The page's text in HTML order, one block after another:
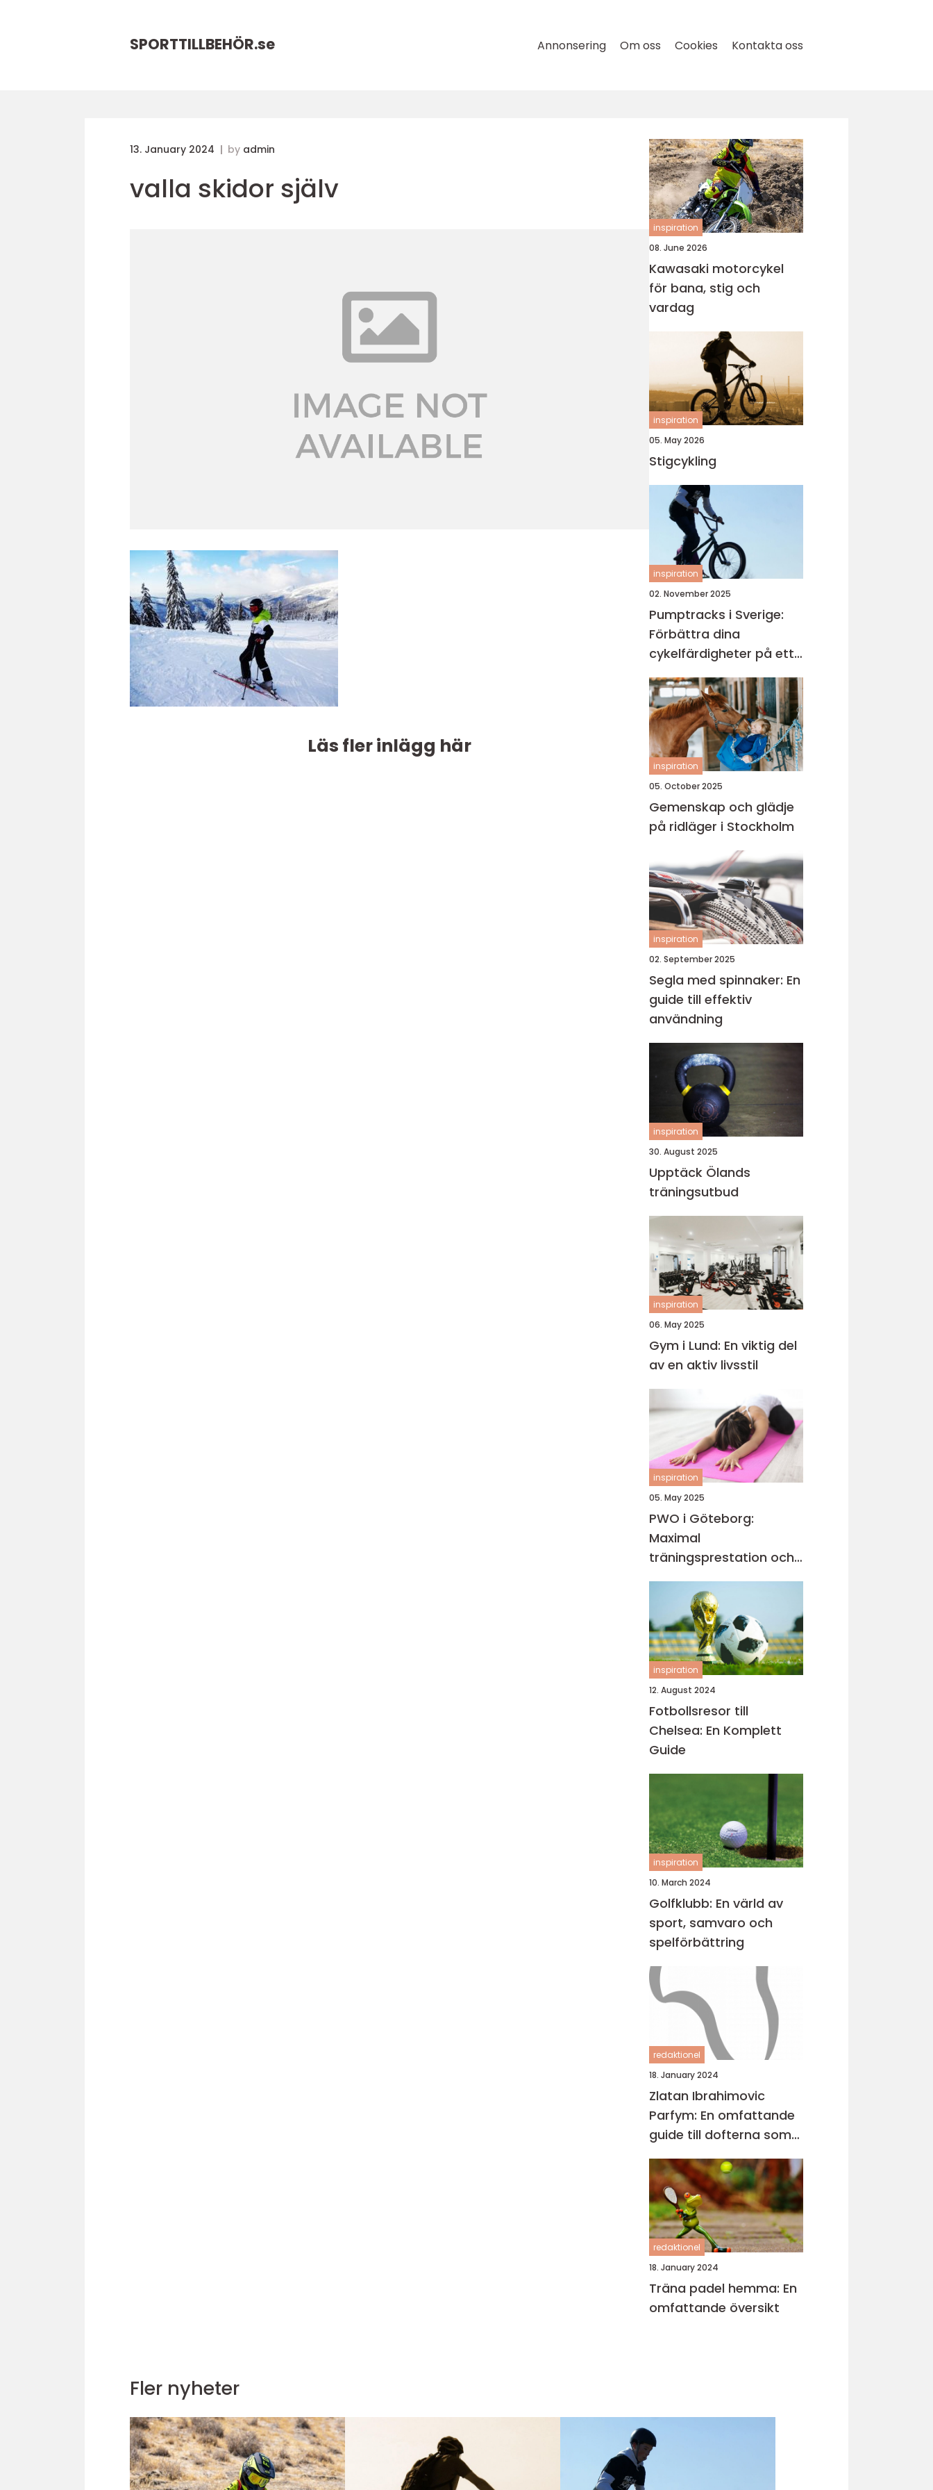
SPORTTILLBEHÖR.se Annonsering Om oss Cookies Kontakta oss
13. January 2024 by admin
valla skidor själv
Läs fler inlägg här
inspiration
08. June 2026
Kawasaki motorcykel
för bana, stig och
vardag
inspiration
05. May 2026
Stigcykling
inspiration
02. November 2025
Pumptracks i Sverige:
Förbättra dina
cykelfärdigheter på ett
säkert sätt
inspiration
05. October 2025
Gemenskap och glädje
på ridläger i Stockholm
inspiration
02. September 2025
Segla med spinnaker: En
guide till effektiv
användning
inspiration
30. August 2025
Upptäck Ölands
träningsutbud
inspiration
06. May 2025
Gym i Lund: En viktig del
av en aktiv livsstil
inspiration
05. May 2025
PWO i Göteborg:
Maximal
träningsprestation och
fokus
inspiration
12. August 2024
Fotbollsresor till
Chelsea: En Komplett
Guide
inspiration
10. March 2024
Golfklubb: En värld av
sport, samvaro och
spelförbättring
redaktionel
18. January 2024
Zlatan Ibrahimovic
Parfym: En omfattande
guide till dofterna som
bär hans namn
redaktionel
18. January 2024
Träna padel hemma: En
omfattande översikt
Fler nyheter